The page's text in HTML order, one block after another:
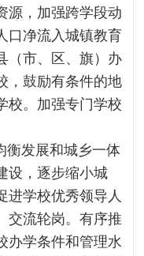
源，加强跨学段动
口净流入城镇教育
（市、区、旗）办
，鼓励有条件的地
校。加强专门学校
衡发展和城乡一体
设，逐步缩小城
进学校优秀领导人
交流轮岗。有序推
办学条件和管理水